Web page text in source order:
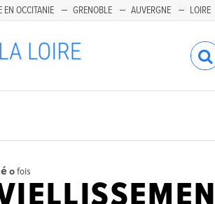
EN OCCITANIE GRENOBLE AUVERGNE LOIRE
0fois